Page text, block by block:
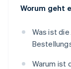
Worum geht
Was ist
Warum ist